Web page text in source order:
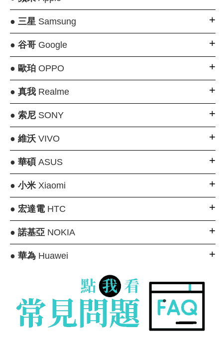
● 三星Samsung
● 谷哥Google
● 歐珀OPPO
● 真我Realme
● 索尼SONY
● 維沃VIVO
● 華碩 ASUS
● 小米Xiaomi
● 宏達電HTC
● 諾基亞NOKIA
● 華為Huawei